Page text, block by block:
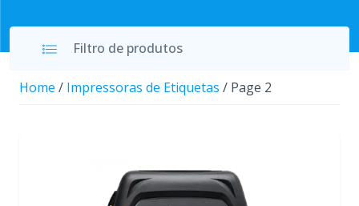
Filtro de produtos
Home / Impressoras de Etiquetas / Page 2